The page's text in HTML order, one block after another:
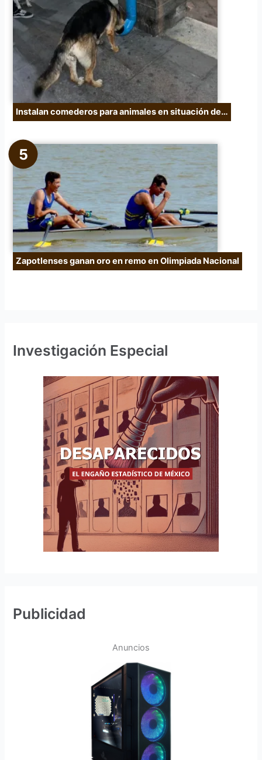
Instalan comederos para animales en situación de…
Zapotlenses ganan oro en remo en Olimpiada Nacional
Investigación Especial
Publicidad
Anuncios